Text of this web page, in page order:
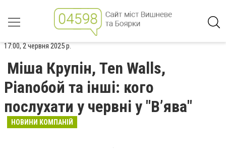
17:00, 2 червня 2025 р.
Міша Крупін, Ten Walls,
Pianoбой та інші: кого
послухати у червні у "В’ява"
НОВИНИ КОМПАНІЙ